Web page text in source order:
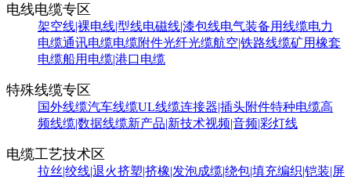
电线电缆专区
架空线|裸电线|型线电磁线|漆包线电气装备用线缆电力
电缆通讯电缆电缆附件光纤光缆航空|铁路线缆矿用橡套
电缆船用电缆|港口电缆
特殊线缆专区
国外线缆汽车线缆UL线缆连接器|插头附件特种电缆高
频线缆|数据线缆新产品|新技术视频|音频|彩灯线
电缆工艺技术区
拉丝|绞线|退火挤塑|挤橡|发泡成缆|绕包|填充编织|铠装|屏